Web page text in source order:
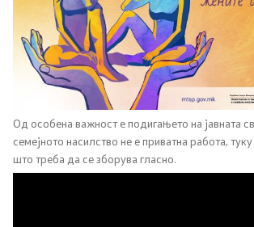
Демографија и млади
Демографија
Еднакви можности
Од особена важност е подигањето на јавната
семејното насилство не е приватна работа,
што треба да се зборува гласно.